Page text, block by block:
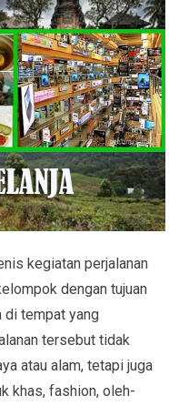
kegiatan perjalanan
dengan tujuan
di tempat yang
tersebut tidak
atau alam, tetapi juga
khas, fashion, oleh-